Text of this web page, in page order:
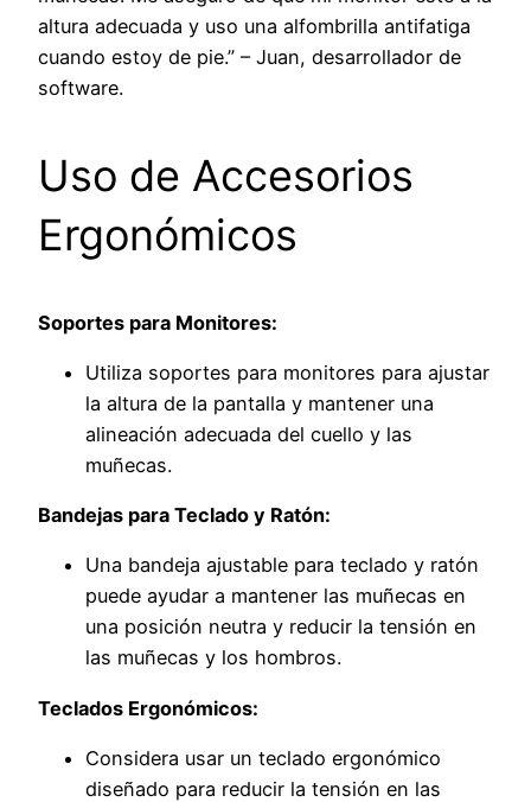
altura adecuada y uso una alfombrilla antifatiga
cuando estoy de pie.” – Juan, desarrollador de
software.
Uso de Accesorios
Ergonómicos
Soportes para Monitores:
Utiliza soportes para monitores para ajustar
la altura de la pantalla y mantener una
alineación adecuada del cuello y las
muñecas.
Bandejas para Teclado y Ratón:
Una bandeja ajustable para teclado y ratón
puede ayudar a mantener las muñecas en
una posición neutra y reducir la tensión en
las muñecas y los hombros.
Teclados Ergonómicos:
Considera usar un teclado ergonómico
diseñado para reducir la tensión en las